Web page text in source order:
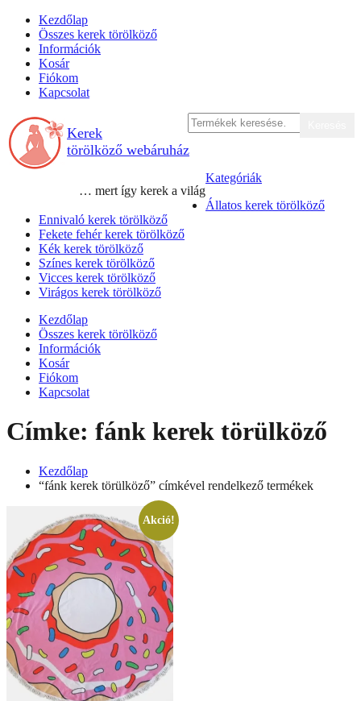
Skip
content
Kezdőlap
Összes kerek törölköző
Információk
Kosár
Fiókom
Kapcsolat
következőre:
Kerek
törölköző webáruház
… mert így kerek a világ
Kategóriák
Állatos kerek törölköző
Ennivaló kerek törölköző
Fekete fehér kerek törölköző
Kék kerek törölköző
Színes kerek törölköző
Vicces kerek törölköző
Virágos kerek törölköző
Kezdőlap
Összes kerek törölköző
Információk
Kosár
Fiókom
Kapcsolat
Címke: fánk kerek törülköző
Kezdőlap
“fánk kerek törülköző” címkével rendelkező termékek
Akció!